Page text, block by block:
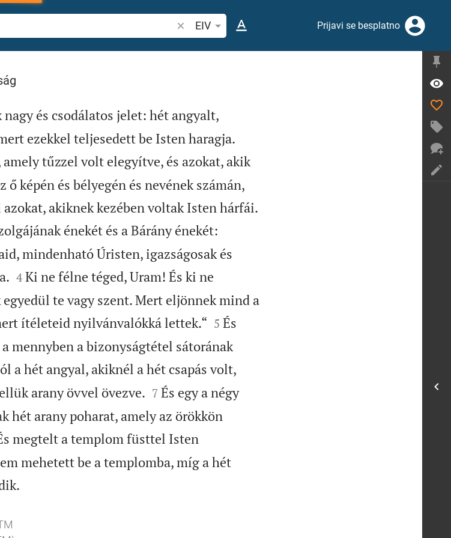
Pretraži biblijski stih ili riječ
EIV Prijavi se besplatno
és csodálatos jelet: hét angyalt,
ezekkel teljesedett be Isten haragja.
tűzzel volt elegyítve, és azokat, akik
képén és bélyegén és nevének számán,
akiknek kezében voltak Isten hárfái.
énekét és a Bárány énekét:
mindenható Úristen, igazságosak és

4 Ki ne félne téged, Uram! És ki ne
te vagy szent. Mert eljönnek mind a
ítéleteid nyilvánvalókká lettek.“
5 És
mennyben a bizonyságtétel sátorának
a hét angyal, akiknél a hét csapás volt,
arany övvel övezve.
7 És egy a négy
hét arany poharat, amely az örökkön
megtelt a templom füsttel Isten
mehetett be a templomba, míg a hét
